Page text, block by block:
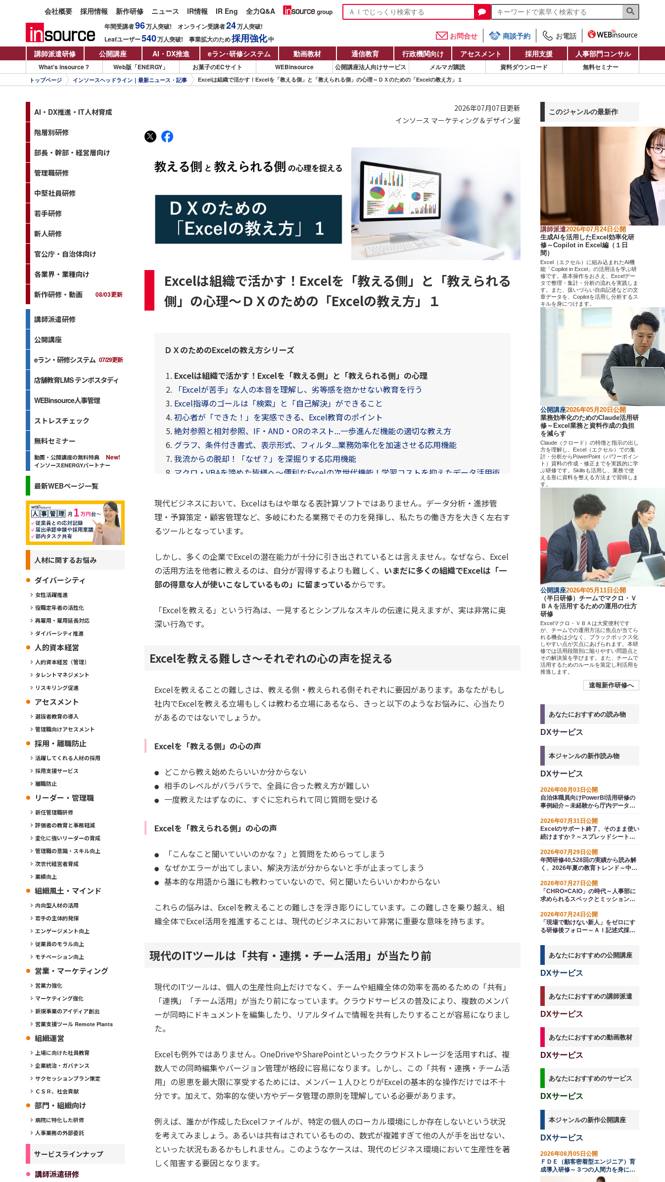
会社概要 採用情報 新作研修 ニュース IR情報 IR Eng 全力Q&A
年間受講者96万人突破! オンライン受講者24万人突破!
Leafユーザー540万人突破! 事業拡大のため採用強化中 お問合せ 商談予約
お電話
講師派遣研修
公開講座 AI・DX推進 eラン・研修システム 動画教材 通信教育 行政機関向け アセスメント 採用支援 人事部門コンサル
What's insource？ Web版「ENERGY」 お菓子のECサイト WEBinsource 公開講座法人向けサービス メルマガ購読 資料ダウンロード 無料セミナー
トップページ インソースヘッドライン｜最新ニュース・記事 Excelは組織で活かす！Excelを「教える側」と「教えられる側」の心理～ＤＸのための「Excelの教え方」１
2026年07月07日更新
インソース マーケティング＆デザイン室
Excelは組織で活かす！Excelを「教える側」と「教えられる
側」の心理～ＤＸのための「Excelの教え方」１
ＤＸのためのExcelの教え方シリーズ
Excelは組織で活かす！Excelを「教える側」と「教えられる側」の心理
「Excelが苦手」な人の本音を理解し、劣等感を抱かせない教育を行う
Excel指導のゴールは「検索」と「自己解決」ができること
初心者が「できた！」を実感できる、Excel教育のポイント
絶対参照と相対参照、IF・AND・ORのネスト...一歩進んだ機能の適切な教え方
グラフ、条件付き書式、表示形式、フィルタ...業務効率化を加速させる応用機能
我流からの脱却！「なぜ？」を深掘りする応用機能
マクロ・VBAを諦めた皆様へ～便利なExcelの次世代機能！学習コストを抑えたデータ活用術
現代ビジネスにおいて、Excelはもはや単なる表計算ソフトではありません。データ分析・進捗管
理・予算策定・顧客管理など、多岐にわたる業務でその力を発揮し、私たちの働き方を大きく左右す
るツールとなっています。
しかし、多くの企業でExcelの潜在能力が十分に引き出されているとは言えません。なぜなら、Excel
の活用方法を他者に教えるのは、自分が習得するよりも難しく、 いまだに多くの組織でExcelは「一
部の得意な人が使いこなしているもの」に留まっているからです。
「Excelを教える」という行為は、一見するとシンプルなスキルの伝達に見えますが、実は非常に奥
深い行為です。
Excelを教える難しさ～それぞれの心の声を捉える
Excelを教えることの難しさは、教える側・教えられる側それぞれに要因があります。あなたがもし
社内でExcelを教える立場もしくは教わる立場にあるなら、きっと以下のようなお悩みに、心当たり
があるのではないでしょうか。
Excelを「教える側」の心の声
どこから教え始めたらいいか分からない
相手のレベルがバラバラで、全員に合った教え方が難しい
一度教えたはずなのに、すぐに忘れられて同じ質問を受ける
Excelを「教えられる側」の心の声
「こんなこと聞いていいのかな？」と質問をためらってしまう
なぜかエラーが出てしまい、解決方法が分からないと手が止まってしまう
基本的な用語から誰にも教わっていないので、何と聞いたらいいかわからない
これらの悩みは、Excelを教えることの難しさを浮き彫りにしています。この難しさを乗り越え、組
織全体でExcel活用を推進することは、現代のビジネスにおいて非常に重要な意味を持ちます。
現代のITツールは「共有・連携・チーム活用」が当たり前
現代のITツールは、個人の生産性向上だけでなく、チームや組織全体の効率を高めるための「共有」
「連携」「チーム活用」が当たり前になっています。クラウドサービスの普及により、複数のメンバ
ーが同時にドキュメントを編集したり、リアルタイムで情報を共有したりすることが容易になりまし
た。
Excelも例外ではありません。OneDriveやSharePointといったクラウドストレージを活用すれば、複
数人での同時編集やバージョン管理が格段に容易になります。しかし、この「共有・連携・チーム活
用」の恩恵を最大限に享受するためには、メンバー１人ひとりがExcelの基本的な操作だけでは不十
分です。加えて、効率的な使い方やデータ管理の原則を理解している必要があります。
例えば、誰かが作成したExcelファイルが、特定の個人のローカル環境にしか存在しないという状況
を考えてみましょう。あるいは共有はされているものの、数式が複雑すぎて他の人が手を出せない、
といった状況もあるかもしれません。このようなケースは、現代のビジネス環境において生産性を著
しく阻害する要因となります。
AI・DX推進・IT人材育成
階層別研修
部長・幹部・経営層向け
管理職研修
中堅社員研修
若手研修
新人研修
官公庁・自治体向け
各業界・業種向け
新作研修・動画 08/03更新
講師派遣研修
公開講座
eラン・研修システム 07/29更新
店舗教育LMS テンポスタディ
WEBinsource人事管理
ストレスチェック
無料セミナー
動画・公開講座の無料特典
インソースENERGYパートナー
最新WEBページ一覧
人材に関するお悩み
ダイバーシティ
女性活躍推進
役職定年者の活性化
再雇用・雇用延長対応
ダイバーシティ推進
人的資本経営
人的資本経営（管理）
タレントマネジメント
リスキリング促進
アセスメント
選抜者教育の導入
管理職向けアセスメント
採用・離職防止
活躍してくれる人材の採用
採用支援サービス
離職防止
リーダー・管理職
新任管理職研修
評価者の教育と事務軽減
変化に強いリーダーの育成
管理職の意識・スキル向上
次世代経営者育成
業績向上
組織風土・マインド
内向型人材の活用
若手の主体的発揮
エンゲージメント向上
従業員のモラル向上
モチベーション向上
営業・マーケティング
営業力強化
マーケティング強化
新規事業のアイディア創出
営業支援ツール Remote Plants
組織運営
上場に向けた社員教育
企業統治・ガバナンス
サクセッションプラン策定
ＣＳＲ、社会貢献
部門・組織向け
病院に特化した研修
人事業務の外部委託
サービスラインナップ
講師派遣研修
このジャンルの最新作
講師派遣2026年07月24日公開
生成AIを活用したExcel効率化研
修～Copilot in Excel編（１日
間）
Excel（エクセル）に組み込まれたAI機
能「Copilot in Excel」の活用法を学ぶ研
修です。基本操作をおさえ、Excelデー
タで整理・集計・分析の流れを実践しま
す。また、扱いづらい自由記述などの文
章データを、Copilotを活用し分析するス
キルを身につけます。
公開講座2026年05月20日公開
業務効率化のためのClaude活用研
修～Excel業務と資料作成の負担
を減らす
Claude（クロード）の特徴と指示の出し
方を理解し、Excel（エクセル）での集
計・分析からPowerPoint（パワーポイン
ト）資料の作成・修正までを実践的に学
ぶ研修です。Skillsも活用し、業務で使
える形に資料を整える方法まで習得しま
す。
公開講座2026年05月11日公開
（半日研修）チームでマクロ・Ｖ
ＢＡを活用するための運用の仕方
研修
Excelマクロ・ＶＢＡは大変便利です
が、チームでの運用方法に焦点が当てら
れる機会は少なく、ブラックボックス化
しやすい点が欠点にあげられます。本研
修では活用段階別に陥りやすい問題点と
その解決策を学びます。また、チームで
活用するためのルールを策定し利活用を
推進します。
速報新作研修へ
あなたにおすすめの読み物
DXサービス
本ジャンルの新作読み物
DXサービス
2026年08月03日公開
自治体職員向けPowerBI活用研修の
事例紹介～未経験から庁内データを
2026年07月31日公開
Excelのサポート終了、そのまま使い
続けますか？～スプレッドシートと
2026年07月29日公開
年間研修40,528回の実績から読み解
く、2026年夏の教育トレンド～中堅
が分かれ道
2026年07月27日公開
「CHRO×CAIO」の時代～人事部に
求められるスペックとミッションの
2026年07月24日公開
「現場で動けない新人」をゼロにす
る研修後フォロー～ＡＩ記述式採点
あなたにおすすめの公開講座
DXサービス
あなたにおすすめの講師派遣
DXサービス
あなたにおすすめの動画教材
DXサービス
あなたにおすすめのサービス
DXサービス
本ジャンルの新作公開講座
DXサービス
2026年08月05日公開
ＦＤＥ（顧客密着型エンジニア）育
成導入研修～３つの人間力を身につ
ける（２日間）